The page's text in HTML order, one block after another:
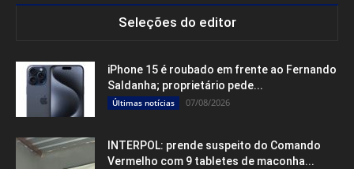
Seleções do editor
iPhone 15 é roubado em frente ao Fernando
Saldanha; proprietário pede...
Últimas notícias 07/08/2026
INTERPOL: prende suspeito do Comando
Vermelho com 9 tabletes de maconha...